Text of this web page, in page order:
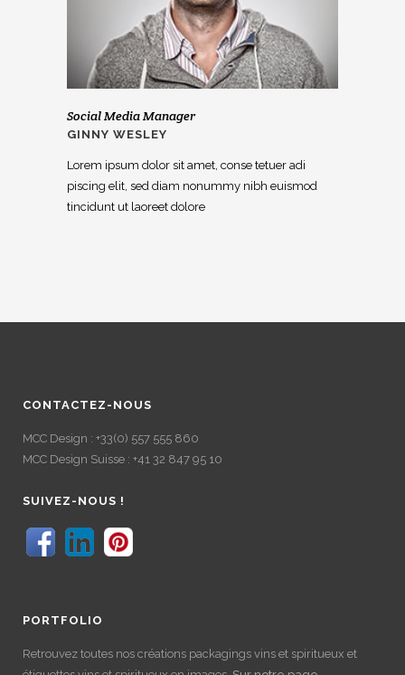
Social Media Manager
GINNY WESLEY
Lorem ipsum dolor sit amet, conse tetuer adi
piscing elit, sed diam nonummy nibh euismod
tincidunt ut laoreet dolore
CONTACTEZ-NOUS
MCC Design : +33(0) 557 555 860
MCC Design Suisse : +41 32 847 95 10
SUIVEZ-NOUS !
PORTFOLIO
Retrouvez toutes nos créations packagings vins et spiritueux et